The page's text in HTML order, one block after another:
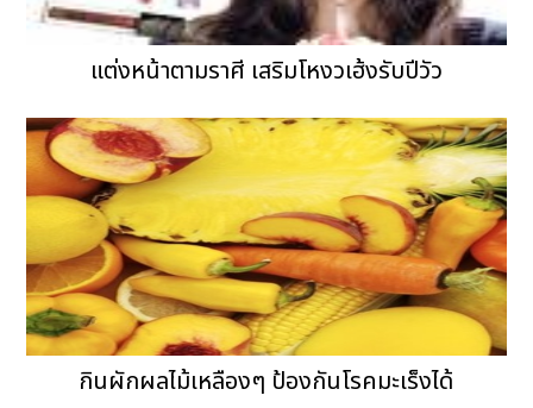
แต่งหน้าตามราศี เสริมโหงวเฮ้งรับปีวัว
กินผักผลไม้เหลืองๆ ป้องกันโรคมะเร็งได้